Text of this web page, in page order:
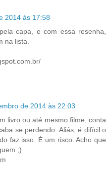
2014 às 17:58
capa, e com essa resenha,
na lista.
de 2014 às 22:03
livro ou até mesmo filme, conta
se perdendo. Aliás, é difícil o
faz isso. É um risco. Acho que
;)